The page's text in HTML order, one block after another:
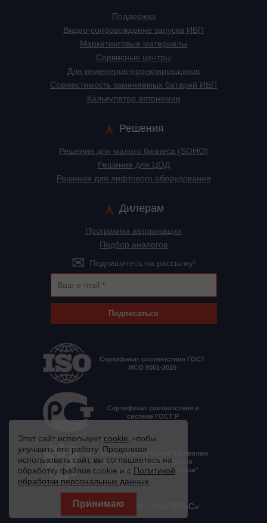
Поддержка
Видео-сопровождение запуска ИБП
Маркетинговые материалы
Сервисные центры
Для инженеров-проектировщиков
Cовместимость заменяемых батарей ИБП
Калькулятор автономии
Решения
Решения для малого бизнеса (SOHO)
Решения для ЦОД
Решения для лифтового оборудования
Дилерам
Программа авторизации
Подбор аналогов
Подпишитесь на рассылку!
Подписаться
Сертификат соответствия ГОСТ
ИСО 9001-2015
Сертификат соответствия в
системе ГОСТ Р
Декларация соответствия "Правилам
применения оборудования
электропитания средств связи"
© 2008 - 2026, «ИМПУЛЬС»
Этот сайт использует cookie , чтобы
улучшить его работу. Продолжая
использовать сайт, вы соглашаетесь на
обработку файлов cookie и с Политикой
обработки персональных данных